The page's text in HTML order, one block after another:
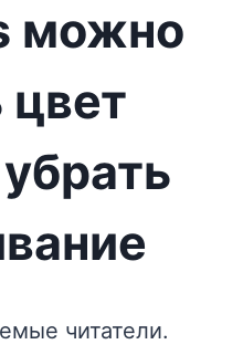
можно
цвет
читатели.